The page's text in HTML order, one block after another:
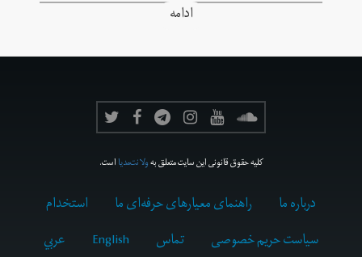
ادامه
کلیه حقوق قانونی این سایت متعلق بهولانت‌مدیااست.
درباره ما راهنمای معیارهای حرفه‌ای ما
استخدام
سیاست حریم خصوصی
تماس English عربي